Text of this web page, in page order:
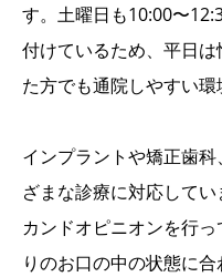
す。土曜日も10:00〜
付けているため、平日
た方でも通院しやすい環
インプラントや矯正歯
ざまな診療に対応して
カンドオピニオンを行
りのお口の中の状態に